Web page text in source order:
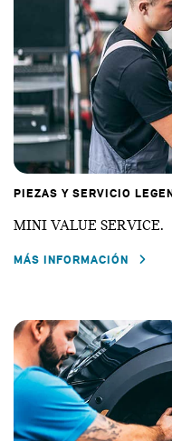
PIEZAS Y SERVICIO
MINI VALUE SERVICE.
MÁS INFORMACIÓN